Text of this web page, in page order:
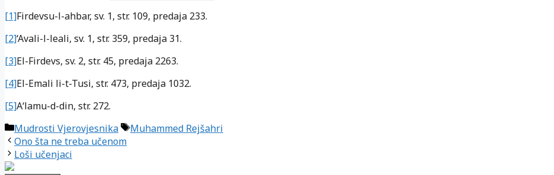
[1]Firdevsu-l-ahbar, sv. 1, str. 109, predaja 233.
[2]‘Avali-l-leali, sv. 1, str. 359, predaja 31.
[3]El-Firdevs, sv. 2, str. 45, predaja 2263.
[4]El-Emali li-t-Tusi, str. 473, predaja 1032.
[5]A‘lamu-d-din, str. 272.
Kategorije
Mudrosti Vjerovjesnika Oznake
Muhammed Rejšahri
Ono šta ne treba učenom
Loši učenjaci